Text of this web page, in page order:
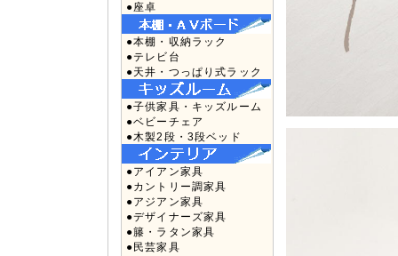
●座卓
●本棚・収納ラック
●テレビ台
●天井・つっぱり式ラック
●子供家具・キッズルーム
●ベビーチェア
●木製2段・3段ベッド
●アイアン家具
●カントリー調家具
●アジアン家具
●デザイナーズ家具
●籐・ラタン家具
●民芸家具